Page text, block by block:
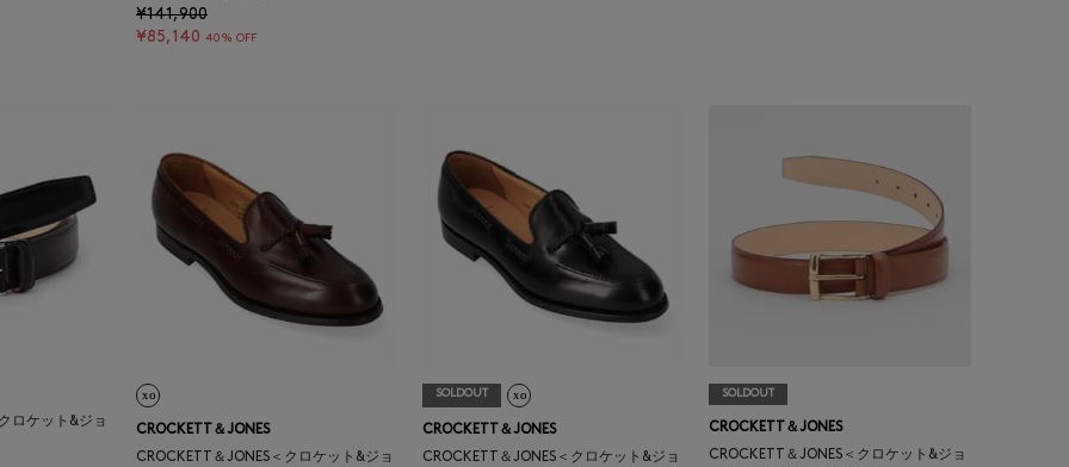
¥141,900
¥85,140 40% OFF
ロケット&ジョ
CROCKETT＆JONES
CROCKETT＆JONES＜クロケット&ジョ
SOLDOUT
CROCKETT＆JONES
CROCKETT＆JONES＜クロケット&ジョ
SOLDOUT
CROCKETT＆JONES
CROCKETT＆JONES＜クロケット&ジョ